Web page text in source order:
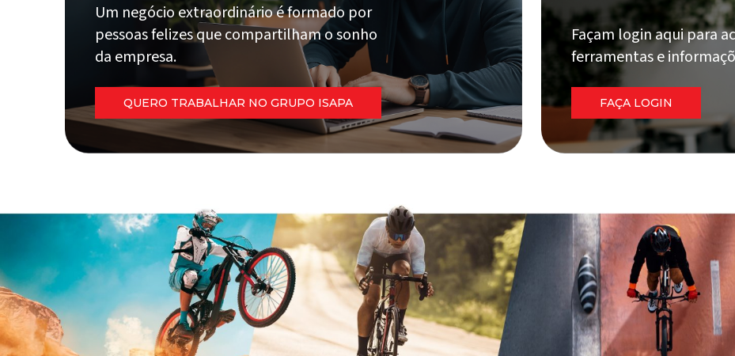
Um negócio extraordinário é formado por
pessoas felizes que compartilham o sonho
da empresa.
QUERO TRABALHAR NO GRUPO ISAPA
Façam login aqui para
ferramentas e
FAÇA LOGIN